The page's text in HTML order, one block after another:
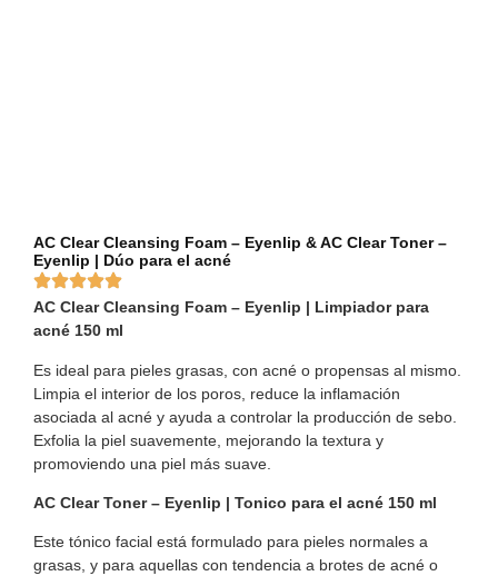
AC Clear Cleansing Foam – Eyenlip & AC Clear Toner –
Eyenlip | Dúo para el acné
AC Clear Cleansing Foam – Eyenlip | Limpiador para
acné 150 ml
Es ideal para pieles grasas, con acné o propensas al mismo.
Limpia el interior de los poros, reduce la inflamación
asociada al acné y ayuda a controlar la producción de sebo.
Exfolia la piel suavemente, mejorando la textura y
promoviendo una piel más suave.
AC Clear Toner – Eyenlip | Tonico para el acné 150 ml
Este tónico facial está formulado para pieles normales a
grasas, y para aquellas con tendencia a brotes de acné o